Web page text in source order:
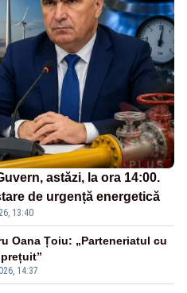
astăzi, la ora 14:00.
de urgență energetică
13:40
14:37
Oana Țoiu: „Parteneriatul cu